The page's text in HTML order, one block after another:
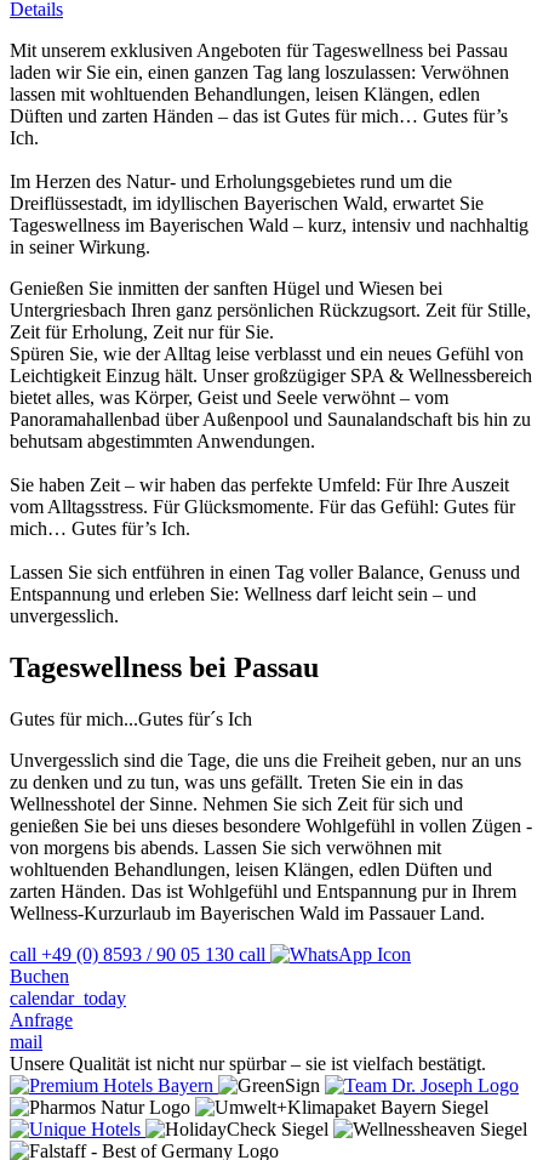
Details
Mit unserem exklusiven Angeboten für Tageswellness bei Passau
laden wir Sie ein, einen ganzen Tag lang loszulassen: Verwöhnen
lassen mit wohltuenden Behandlungen, leisen Klängen, edlen
Düften und zarten Händen – das ist Gutes für mich… Gutes für’s
Ich.
Im Herzen des Natur- und Erholungsgebietes rund um die
Dreiflüssestadt, im idyllischen Bayerischen Wald, erwartet Sie
Tageswellness im Bayerischen Wald – kurz, intensiv und nachhaltig
in seiner Wirkung.
Genießen Sie inmitten der sanften Hügel und Wiesen bei
Untergriesbach Ihren ganz persönlichen Rückzugsort. Zeit für Stille,
Zeit für Erholung, Zeit nur für Sie.
Spüren Sie, wie der Alltag leise verblasst und ein neues Gefühl von
Leichtigkeit Einzug hält. Unser großzügiger SPA & Wellnessbereich
bietet alles, was Körper, Geist und Seele verwöhnt – vom
Panoramahallenbad über Außenpool und Saunalandschaft bis hin zu
behutsam abgestimmten Anwendungen.
Sie haben Zeit – wir haben das perfekte Umfeld: Für Ihre Auszeit
vom Alltagsstress. Für Glücksmomente. Für das Gefühl: Gutes für
mich… Gutes für’s Ich.
Lassen Sie sich entführen in einen Tag voller Balance, Genuss und
Entspannung und erleben Sie: Wellness darf leicht sein – und
unvergesslich.
Tageswellness bei Passau
Gutes für mich...Gutes für´s Ich
Unvergesslich sind die Tage, die uns die Freiheit geben, nur an uns
zu denken und zu tun, was uns gefällt. Treten Sie ein in das
Wellnesshotel der Sinne. Nehmen Sie sich Zeit für sich und
genießen Sie bei uns dieses besondere Wohlgefühl in vollen Zügen -
von morgens bis abends. Lassen Sie sich verwöhnen mit
wohltuenden Behandlungen, leisen Klängen, edlen Düften und
zarten Händen. Das ist Wohlgefühl und Entspannung pur in Ihrem
Wellness-Kurzurlaub im Bayerischen Wald im Passauer Land.
call +49 (0) 8593 / 90 05 130 call
Buchen
calendar_today
Anfrage
mail
Unsere Qualität ist nicht nur spürbar – sie ist vielfach bestätigt.